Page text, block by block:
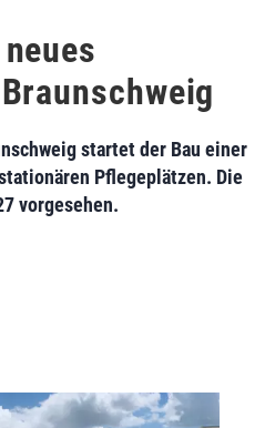
startet der Bau einer
Pflegeplätzen. Die
vorgesehen.